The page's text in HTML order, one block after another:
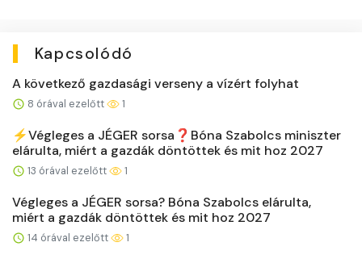
Kapcsolódó
A következő gazdasági verseny a vízért folyhat
8 órával ezelőtt 1
⚡️Végleges a JÉGER sorsa❓Bóna Szabolcs miniszter
elárulta, miért a gazdák döntöttek és mit hoz 2027
13 órával ezelőtt 1
Végleges a JÉGER sorsa? Bóna Szabolcs elárulta,
miért a gazdák döntöttek és mit hoz 2027
14 órával ezelőtt 1